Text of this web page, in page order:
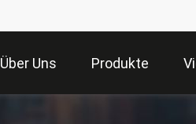
Über Uns Produkte